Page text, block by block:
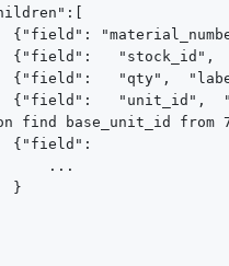
{"field":
{"field":   "stock_id",
{"field":   "qty",
"unit_id",
find base_unit_id from
{"field":
...
}